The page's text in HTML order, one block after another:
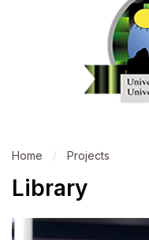
Home Projects
Library